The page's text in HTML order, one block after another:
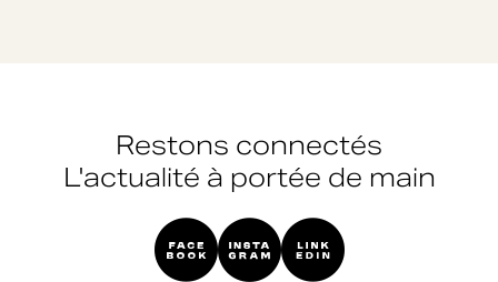
Restons connectés
L'actualité à portée de main